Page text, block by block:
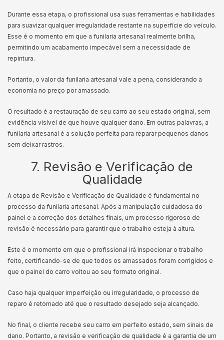
Durante essa etapa, o profissional usa suas ferramentas e habilidades
para suavizar qualquer irregularidade restante na superfície do veículo.
Esse é o momento em que a funilaria artesanal realmente brilha,
permitindo um acabamento impecável sem a necessidade de
repintura.
Portanto, o valor da funilaria artesanal vale a pena, considerando a
economia no preço por amassado.
O resultado é a restauração de seu carro ao seu estado original, sem
evidência visível de que houve qualquer dano. Em outras palavras, a
funilaria artesanal é a solução perfeita para reparar pequenos danos
sem deixar rastros.
7. Revisão e Verificação de
Qualidade
A etapa de Revisão e Verificação de Qualidade é fundamental no
processo da funilaria artesanal. Após a manipulação cuidadosa do
painel e a correção dos detalhes finais, um processo rigoroso de
revisão é necessário para garantir que o trabalho esteja à altura.
Este é o momento em que o profissional irá inspecionar o trabalho
feito, certificando-se de que todos os amassados foram corrigidos e
que o painel do carro voltou ao seu formato original.
Caso haja qualquer imperfeição ou irregularidade, o processo de
reparo é retomado até que o resultado desejado seja alcançado.
No final, o cliente recebe seu carro em perfeito estado, sem sinais de
dano. Portanto, a revisão e verificação de qualidade é a garantia de um